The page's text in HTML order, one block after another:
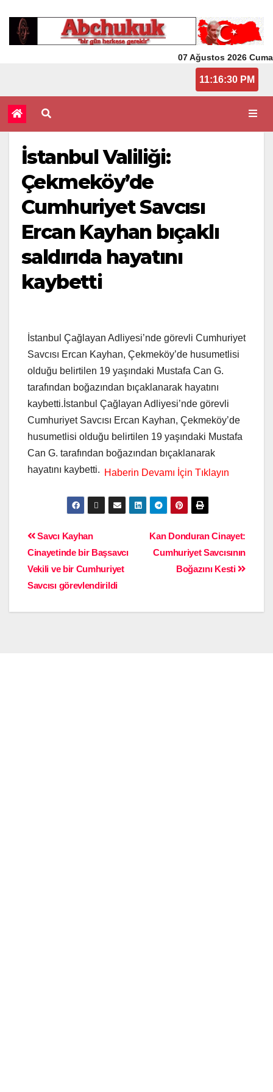
07 Ağustos 2026 Cuma
11:16:30 PM
İstanbul Valiliği:
Çekmeköy’de
Cumhuriyet Savcısı
Ercan Kayhan bıçaklı
saldırıda hayatını
kaybetti
İstanbul Çağlayan Adliyesi’nde görevli Cumhuriyet
Savcısı Ercan Kayhan, Çekmeköy’de husumetlisi
olduğu belirtilen 19 yaşındaki Mustafa Can G.
tarafından boğazından bıçaklanarak hayatını
kaybetti.İstanbul Çağlayan Adliyesi’nde görevli
Cumhuriyet Savcısı Ercan Kayhan, Çekmeköy’de
husumetlisi olduğu belirtilen 19 yaşındaki Mustafa
Can G. tarafından boğazından bıçaklanarak
hayatını kaybetti.
Kan Donduran Cinayet:
Cumhuriyet Savcısının
Boğazını Kesti
Savcı Kayhan
Cinayetinde bir Başsavcı
Vekili ve bir Cumhuriyet
Savcısı görevlendirildi